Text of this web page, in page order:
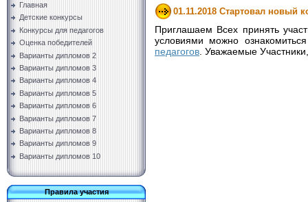
Главная
Детские конкурсы
Конкурсы для педагогов
Оценка победителей
Варианты дипломов 2
Варианты дипломов 3
Варианты дипломов 4
Варианты дипломов 5
Варианты дипломов 6
Варианты дипломов 7
Варианты дипломов 8
Варианты дипломов 9
Варианты дипломов 10
Правила участия
01.11.2018 Стартовал новый
Приглашаем Всех принять
условиями можно
педагогов . Уважаемые